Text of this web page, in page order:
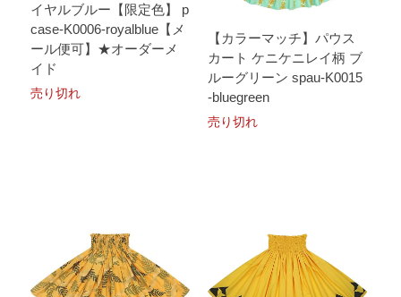
イヤルブルー【限定色】 p
case-K0006-royalblue【メ
ール便可】★オーダーメ
イド
売り切れ
【カラーマッチ】パウス
カート ケニケニレイ柄 ブ
ルーグリーン spau-K0015
-bluegreen
売り切れ